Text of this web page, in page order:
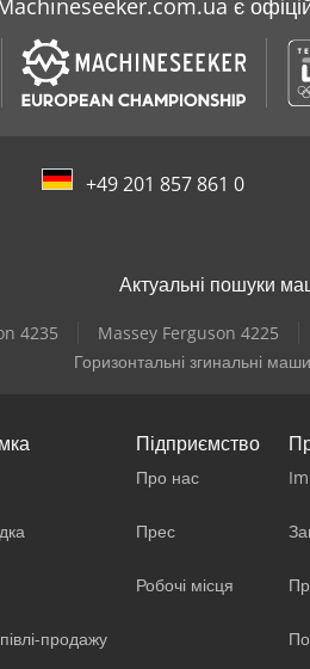
є
+49 201 857 861 0
Актуальні пошуки
4235 Massey Ferguson 4225
Горизонтальні згинальні
продажу
Підприємство
Про нас
Прес
Робочі місця